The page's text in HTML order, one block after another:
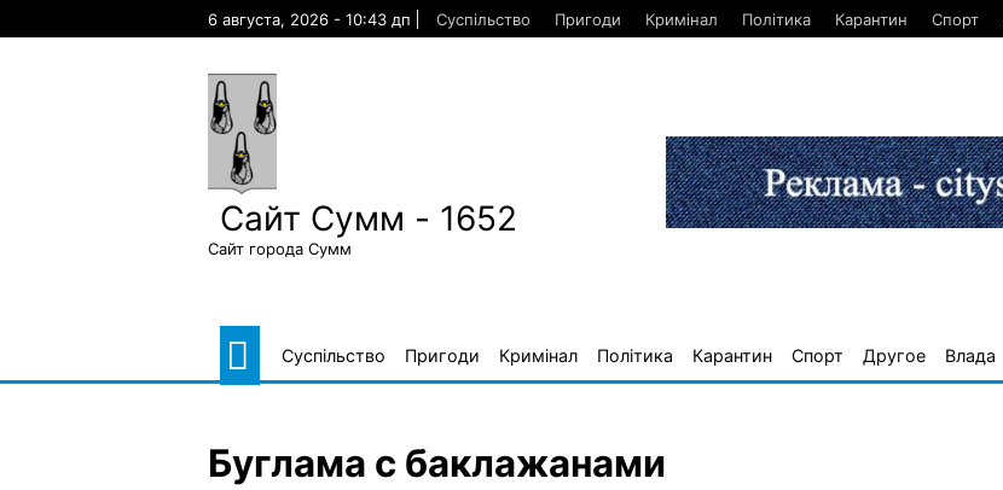
6 августа, 2026 - 10:43 дп Суспільство Пригоди Кримінал Політика Карантин Спорт
Сайт Сумм - 1652
Сайт города Сумм
Суспільство Пригоди Кримінал Політика Карантин Спорт Другое Влада
Буглама с баклажанами